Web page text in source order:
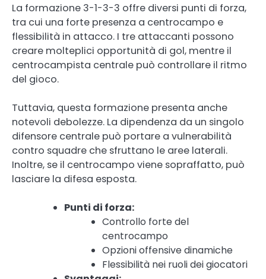
La formazione 3-1-3-3 offre diversi punti di forza,
tra cui una forte presenza a centrocampo e
flessibilità in attacco. I tre attaccanti possono
creare molteplici opportunità di gol, mentre il
centrocampista centrale può controllare il ritmo
del gioco.
Tuttavia, questa formazione presenta anche
notevoli debolezze. La dipendenza da un singolo
difensore centrale può portare a vulnerabilità
contro squadre che sfruttano le aree laterali.
Inoltre, se il centrocampo viene sopraffatto, può
lasciare la difesa esposta.
Punti di forza:
Controllo forte del
centrocampo
Opzioni offensive dinamiche
Flessibilità nei ruoli dei giocatori